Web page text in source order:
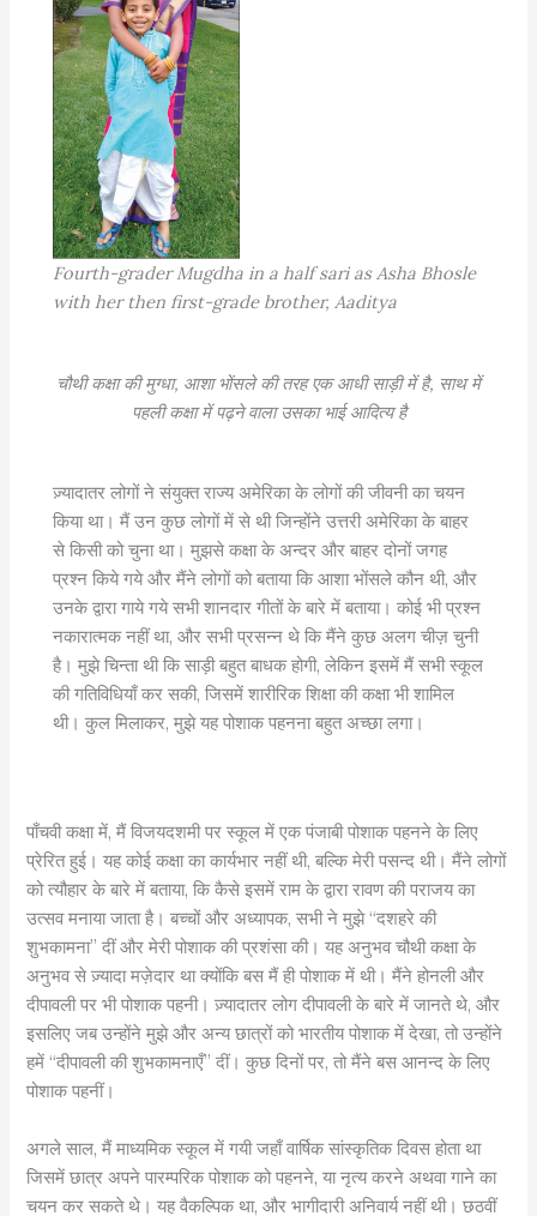
Fourth-grader Mugdha in a half sari as Asha Bhosle
with her then first-grade brother, Aaditya
चौथी कक्षा की मुग्धा, आशा भोंसले की तरह एक आधी साड़ी में है, साथ में
पहली कक्षा में पढ़ने वाला उसका भाई आदित्य है
ज़्यादातर लोगों ने संयुक्त राज्य अमेरिका के लोगों की जीवनी का चयन
किया था। मैं उन कुछ लोगों में से थी जिन्होंने उत्तरी अमेरिका के बाहर
से किसी को चुना था। मुझसे कक्षा के अन्दर और बाहर दोनों जगह
प्रश्न किये गये और मैंने लोगों को बताया कि आशा भोंसले कौन थी, और
उनके द्वारा गाये गये सभी शानदार गीतों के बारे में बताया। कोई भी प्रश्न
नकारात्मक नहीं था, और सभी प्रसन्न थे कि मैंने कुछ अलग चीज़ चुनी
है। मुझे चिन्ता थी कि साड़ी बहुत बाधक होगी, लेकिन इसमें मैं सभी स्कूल
की गतिविधियाँ कर सकी, जिसमें शारीरिक शिक्षा की कक्षा भी शामिल
थी। कुल मिलाकर, मुझे यह पोशाक पहनना बहुत अच्छा लगा।
पाँचवी कक्षा में, मैं विजयदशमी पर स्कूल में एक पंजाबी पोशाक पहनने के लिए
प्रेरित हुई। यह कोई कक्षा का कार्यभार नहीं थी, बल्कि मेरी पसन्द थी। मैंने लोगों
को त्यौहार के बारे में बताया, कि कैसे इसमें राम के द्वारा रावण की पराजय का
उत्सव मनाया जाता है। बच्चों और अध्यापक, सभी ने मुझे “दशहरे की
शुभकामना” दीं और मेरी पोशाक की प्रशंसा की। यह अनुभव चौथी कक्षा के
अनुभव से ज़्यादा मज़ेदार था क्योंकि बस मैं ही पोशाक में थी। मैंने होनली और
दीपावली पर भी पोशाक पहनी। ज़्यादातर लोग दीपावली के बारे में जानते थे, और
इसलिए जब उन्होंने मुझे और अन्य छात्रों को भारतीय पोशाक में देखा, तो उन्होंने
हमें “दीपावली की शुभकामनाएँ” दीं। कुछ दिनों पर, तो मैंने बस आनन्द के लिए
पोशाक पहनीं।
अगले साल, मैं माध्यमिक स्कूल में गयी जहाँ वार्षिक सांस्कृतिक दिवस होता था
जिसमें छात्र अपने पारम्परिक पोशाक को पहनने, या नृत्य करने अथवा गाने का
चयन कर सकते थे। यह वैकल्पिक था, और भागीदारी अनिवार्य नहीं थी। छठवीं